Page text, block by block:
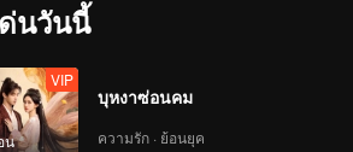
VIP
Hand-Built Brick
Wall? Zhang Xindong
นวันนี้
น
VIP
บุหงาซ่อนคม
ความรัก · ย้อนยุค